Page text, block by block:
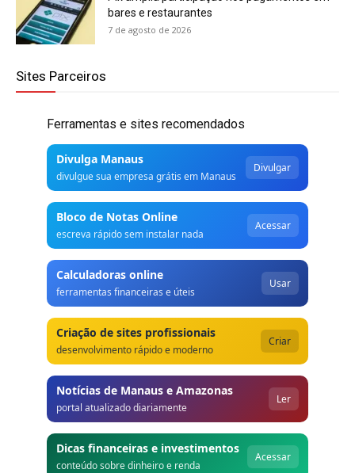
bares e restaurantes
7 de agosto de 2026
Sites Parceiros
Ferramentas e sites recomendados
Divulga Manaus
divulgue sua empresa grátis em Manaus
Divulgar
Bloco de Notas Online
escreva rápido sem instalar nada
Acessar
Calculadoras online
ferramentas financeiras e úteis
Usar
Criação de sites profissionais
desenvolvimento rápido e moderno
Criar
Notícias de Manaus e Amazonas
portal atualizado diariamente
Ler
Dicas financeiras e investimentos
conteúdo sobre dinheiro e renda
Acessar